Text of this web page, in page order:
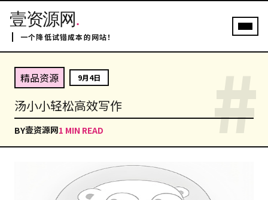
壹资源网.
一个降低试错成本的网站！
#
精品资源 9月4日
汤小小轻松高效写作
BY壹资源网1 MIN READ